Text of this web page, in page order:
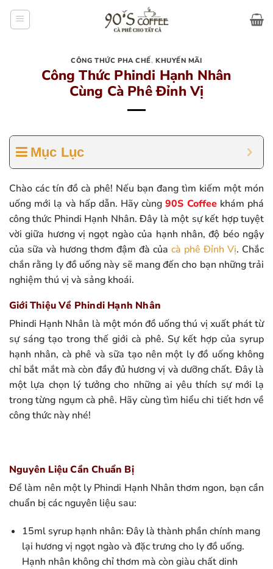
CÔNG THỨC PHA CHẾ,KHUYẾN MÃI
Công Thức Phindi Hạnh Nhân
Cùng Cà Phê Đỉnh Vị
Mục Lục
Chào các tín đồ cà phê! Nếu bạn đang tìm kiếm một món
uống mới lạ và hấp dẫn. Hãy cùng90S Coffeekhám phá
công thức Phindi Hạnh Nhân. Đây là một sự kết hợp tuyệt
vời giữa hương vị ngọt ngào của hạnh nhân, độ béo ngậy
của sữa và hương thơm đậm đà của cà phê Đỉnh Vị. Chắc
chắn rằng ly đồ uống này sẽ mang đến cho bạn những trải
nghiệm thú vị và sảng khoái.
Giới Thiệu Về Phindi Hạnh Nhân
Phindi Hạnh Nhân là một món đồ uống thú vị xuất phát từ
sự sáng tạo trong thế giới cà phê. Sự kết hợp của syrup
hạnh nhân, cà phê và sữa tạo nên một ly đồ uống không
chỉ bắt mắt mà còn đầy đủ hương vị và dưỡng chất. Đây là
một lựa chọn lý tưởng cho những ai yêu thích sự mới lạ
trong từng ngụm cà phê. Hãy cùng tìm hiểu chi tiết hơn về
công thức này nhé!
Nguyên Liệu Cần Chuẩn Bị
Để làm nên một ly Phindi Hạnh Nhân thơm ngon, bạn cần
chuẩn bị các nguyên liệu sau:
15ml syrup hạnh nhân: Đây là thành phần chính mang
lại hương vị ngọt ngào và đặc trưng cho ly đồ uống.
Hạnh nhân không chỉ thơm mà còn giàu chất dinh